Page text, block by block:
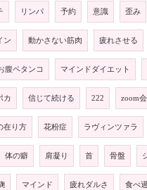
リンパ 予約 意識 歪み
ン 動かさない筋肉 疲れさせる
腹ペタンコ マインドダイエット
カ 信じて続ける 222 zoom会
り方 花粉症 ラヴィンツァラ
体の癖 肩凝り 首 骨盤
マインド 疲れダルさ 食べ